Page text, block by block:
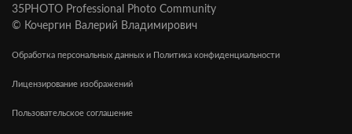
35PHOTO Professional Photo Community
© Кочергин Валерий Владимирович
Обработка персональных данных и Политика конфиденциальности
Лицензирование изображений
Пользовательское соглашение